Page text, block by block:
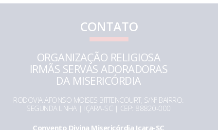
CONTATO
ORGANIZAÇÃO RELIGIOSA
IRMÃS SERVAS ADORADORAS
DA MISERICÓRDIA
RODOVIA AFONSO MOISES BITTENCOURT, S/Nº BAIRRO:
SEGUNDA LINHA | IÇARA-SC | CEP: 88820-000
Convento Divina Misericórdia Içara-SC